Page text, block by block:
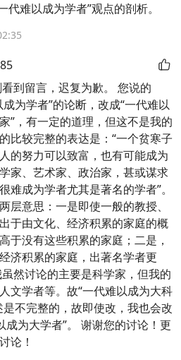
代难以成为学者”观点的剖析。
到留言，迟复为歉。 您说的
为学者”的论断，改成“一代难以
”，有一定的道理，但这不是我的
比较完整的表达是：“一个贫寒子
的努力可以致富，也有可能成为
家、艺术家、政治家，甚或谋求
难成为学者尤其是著名的学者”。
层意思：一是即使一般的教授、
于由文化、经济积累的家庭的概
于没有这些积累的家庭；二是，
济积累的家庭，出著名学者更
然讨论的主要是科学家，但我的
文学者等。故“一代难以成为大科
是不完整的，故即使改，我也会改
成为大学者”。 谢谢您的讨论！更
论！